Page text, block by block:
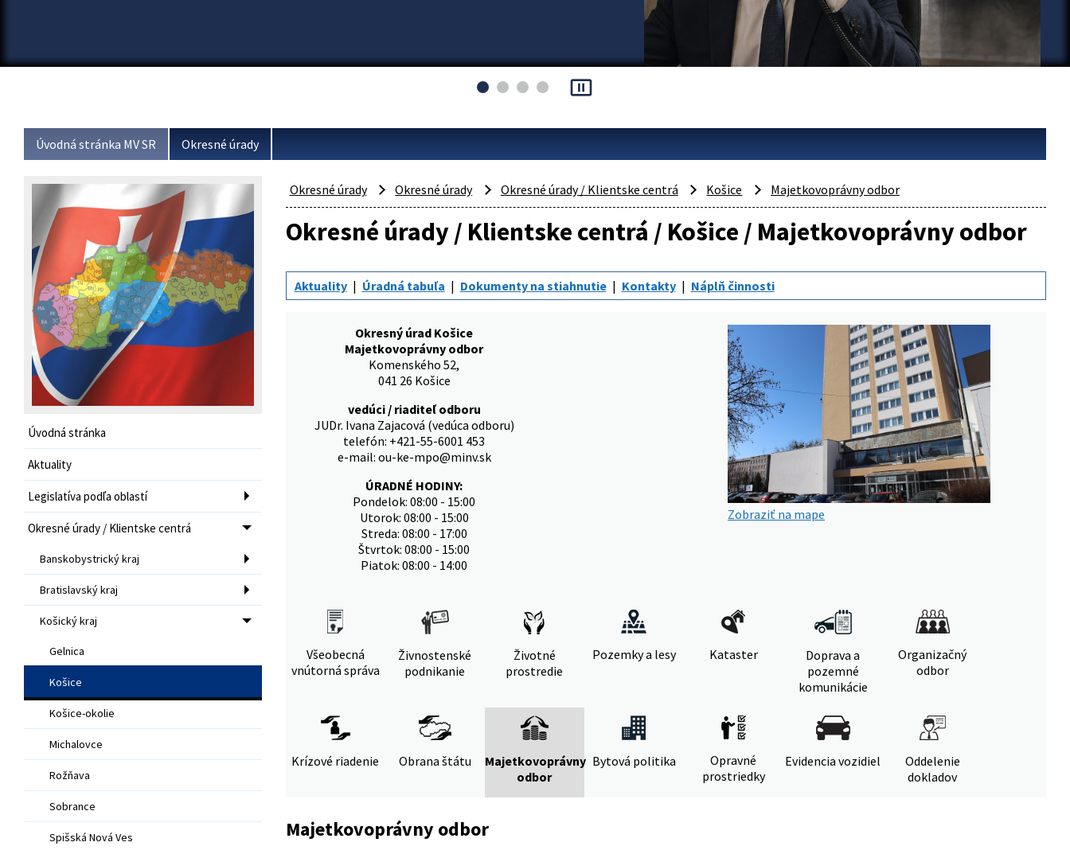
pause_presentation
Úvodná stránka MV SR Okresné úrady
Úvodná stránka
Aktuality
Legislatíva podľa oblastí
Okresné úrady / Klientske centrá
Banskobystrický kraj
Bratislavský kraj
Košický kraj
Gelnica
Košice
Košice-okolie
Michalovce
Rožňava
Sobrance
Spišská Nová Ves
Okresné úrady Okresné úrady Okresné úrady / Klientske centrá Košice Majetkovoprávny odbor
Okresné úrady / Klientske centrá / Košice / Majetkovoprávny odbor
Aktuality Úradná tabuľa Dokumenty na stiahnutie Kontakty Náplň činnosti
Okresný úrad Košice
Majetkovoprávny odbor
Komenského 52,
041 26 Košice
vedúci / riaditeľ odboru
JUDr. Ivana Zajacová (vedúca odboru)
telefón: +421-55-6001 453
e-mail: ou-ke-mpo@minv.sk
ÚRADNÉ HODINY:
Pondelok: 08:00 - 15:00
Utorok: 08:00 - 15:00
Streda: 08:00 - 17:00
Štvrtok: 08:00 - 15:00
Piatok: 08:00 - 14:00
Zobraziť na mape
Všeobecná
vnútorná správa
Živnostenské
podnikanie
Životné
prostredie
Pozemky a lesy Kataster
Doprava a
pozemné
komunikácie
Organizačný
odbor
Krízové riadenie Obrana štátu
Majetkovoprávny
odbor
Bytová politika
Opravné
prostriedky
Evidencia vozidiel
Oddelenie
dokladov
Majetkovoprávny odbor